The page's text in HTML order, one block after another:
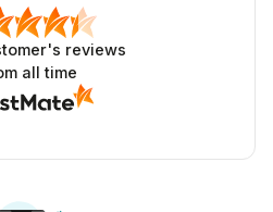
reviews
all time